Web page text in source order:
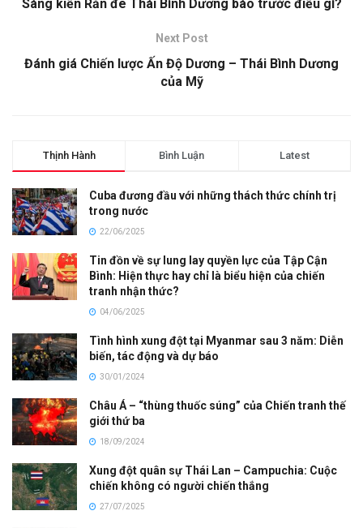
Sáng kiến Răn đe Thái Bình Dương báo trước điều gì?
Next Post
Đánh giá Chiến lược Ấn Độ Dương – Thái Bình Dương
của Mỹ
Thịnh Hành Bình Luận Latest
Cuba đương đầu với những thách thức chính trị
trong nước
22/06/2025
Tin đồn về sự lung lay quyền lực của Tập Cận
Bình: Hiện thực hay chỉ là biểu hiện của chiến
tranh nhận thức?
04/06/2025
Tình hình xung đột tại Myanmar sau 3 năm: Diễn
biến, tác động và dự báo
30/01/2024
Châu Á – “thùng thuốc súng” của Chiến tranh thế
giới thứ ba
18/09/2024
Xung đột quân sự Thái Lan – Campuchia: Cuộc
chiến không có người chiến thắng
27/07/2025